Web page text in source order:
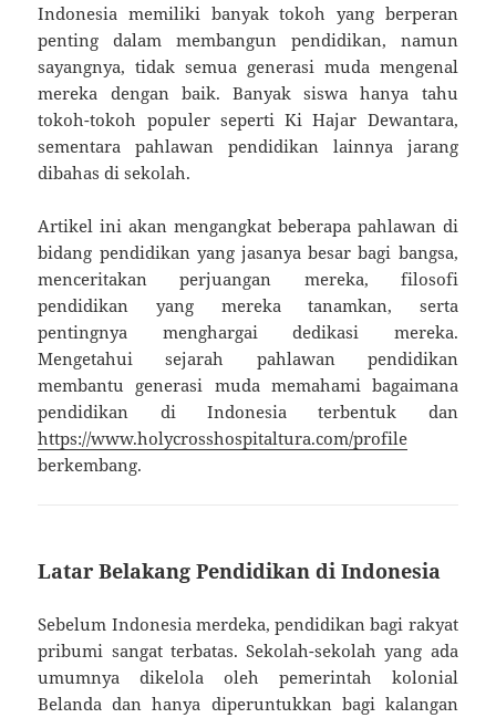
Indonesia memiliki banyak tokoh yang berperan
penting dalam membangun pendidikan, namun
sayangnya, tidak semua generasi muda mengenal
mereka dengan baik. Banyak siswa hanya tahu
tokoh-tokoh populer seperti Ki Hajar Dewantara,
sementara pahlawan pendidikan lainnya jarang
dibahas di sekolah.
Artikel ini akan mengangkat beberapa pahlawan di
bidang pendidikan yang jasanya besar bagi bangsa,
menceritakan perjuangan mereka, filosofi
pendidikan yang mereka tanamkan, serta
pentingnya menghargai dedikasi mereka.
Mengetahui sejarah pahlawan pendidikan
membantu generasi muda memahami bagaimana
pendidikan di Indonesia terbentuk dan
https://www.holycrosshospitaltura.com/profile
berkembang.
Latar Belakang Pendidikan di Indonesia
Sebelum Indonesia merdeka, pendidikan bagi rakyat
pribumi sangat terbatas. Sekolah-sekolah yang ada
umumnya dikelola oleh pemerintah kolonial
Belanda dan hanya diperuntukkan bagi kalangan